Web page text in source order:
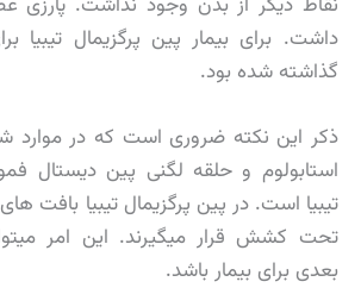
داشت. برای بیمار پین پرگزیمال تیبیا
گذاشته شده بود.
ذکر این نکته ضروری است که در
استابولوم و حلقه لگنی پین دیستال
تیبیا است. در پین پرگزیمال تیبیا بافت
تحت کشش قرار میگیرند. این امر
بعدی برای بیمار باشد.